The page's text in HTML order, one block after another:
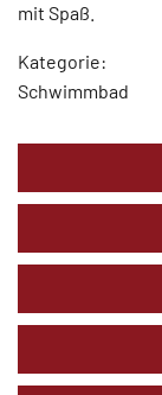
mit Spaß.
Kategorie:
Schwimmbad